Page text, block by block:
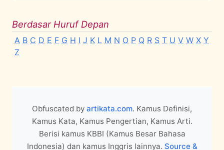
Berdasar Huruf Depan
A B C D E F G H I J K L M N O P Q R S T U V W X Y
Z
Obfuscated by artikata.com. Kamus Definisi,
Kamus Kata, Kamus Pengertian, Kamus Arti.
Berisi kamus KBBI (Kamus Besar Bahasa
Indonesia) dan kamus Inggris lainnya. Source &